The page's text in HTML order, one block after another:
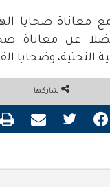
مع معاناة ضحايا
عن معاناة
التحتية، وضحايا
شاركها
فيسبوك تويتر مشاركة عبر البريد